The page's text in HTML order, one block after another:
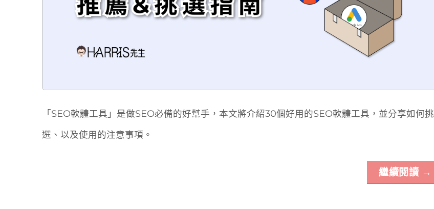
「SEO軟體工具」是做SEO必備的好幫手，本文將介紹30個好用的SEO軟體工具，並分享如何挑
選、以及使用的注意事項。
繼續閱讀 →